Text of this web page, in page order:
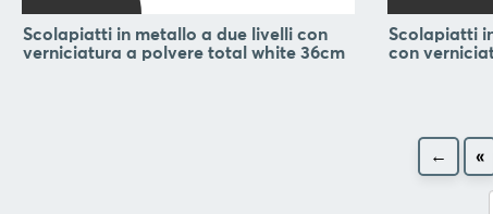
Scolapiatti in metallo a due livelli con
verniciatura a polvere total white 36cm
Scolapiatti
con
← «